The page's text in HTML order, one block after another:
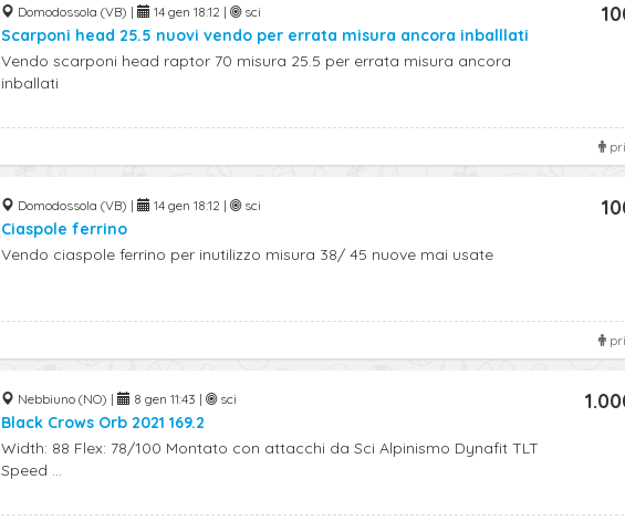
Domodossola (VB) | 14 gen 18:12 | sci
Scarponi head 25.5 nuovi vendo per errata misura ancora inballlati
Vendo scarponi head raptor 70 misura 25.5 per errata misura ancora
inballati
Domodossola (VB) | 14 gen 18:12 | sci
Ciaspole ferrino
Vendo ciaspole ferrino per inutilizzo misura 38/ 45 nuove mai usate
Nebbiuno (NO) | 8 gen 11:43 | sci
Black Crows Orb 2021 169.2
Width: 88 Flex: 78/100 Montato con attacchi da Sci Alpinismo Dynafit TLT
Speed ...